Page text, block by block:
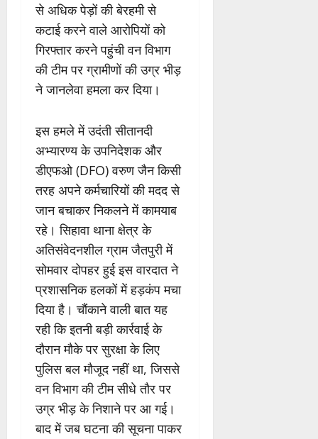
से अधिक पेड़ों की बेरहमी से
कटाई करने वाले आरोपियों को
गिरफ्तार करने पहुंची वन विभाग
की टीम पर ग्रामीणों की उग्र भीड़
ने जानलेवा हमला कर दिया।
इस हमले में उदंती सीतानदी
अभ्यारण्य के उपनिदेशक और
डीएफओ (DFO) वरुण जैन किसी
तरह अपने कर्मचारियों की मदद से
जान बचाकर निकलने में कामयाब
रहे। सिहावा थाना क्षेत्र के
अतिसंवेदनशील ग्राम जैतपुरी में
सोमवार दोपहर हुई इस वारदात ने
प्रशासनिक हलकों में हड़कंप मचा
दिया है। चौंकाने वाली बात यह
रही कि इतनी बड़ी कार्रवाई के
दौरान मौके पर सुरक्षा के लिए
पुलिस बल मौजूद नहीं था, जिससे
वन विभाग की टीम सीधे तौर पर
उग्र भीड़ के निशाने पर आ गई।
बाद में जब घटना की सूचना पाकर